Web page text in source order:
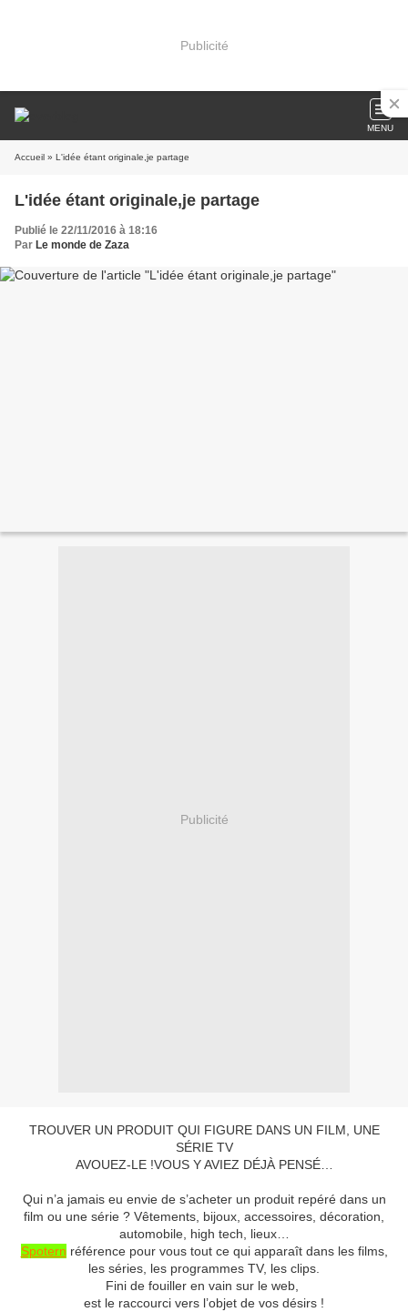
Publicité
MENU
Accueil » L'idée étant originale,je partage
L'idée étant originale,je partage
Publié le 22/11/2016 à 18:16
Par Le monde de Zaza
Publicité
TROUVER UN PRODUIT QUI FIGURE DANS UN FILM, UNE
SÉRIE TV
AVOUEZ-LE !VOUS Y AVIEZ DÉJÀ PENSÉ…
Qui n’a jamais eu envie de s’acheter un produit repéré dans un
film ou une série ? Vêtements, bijoux, accessoires, décoration,
automobile, high tech, lieux…
Spotern référence pour vous tout ce qui apparaît dans les films,
les séries, les programmes TV, les clips.
Fini de fouiller en vain sur le web,
est le raccourci vers l’objet de vos désirs !